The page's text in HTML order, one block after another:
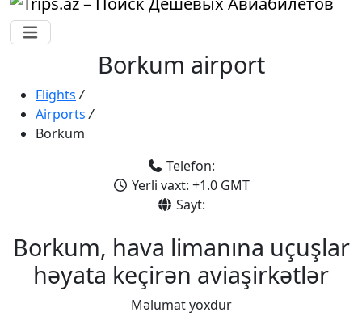
Borkum airport
Flights /
Airports /
Borkum
Telefon:
Yerli vaxt: +1.0 GMT
Sayt:
Borkum, hava limanına uçuşlar
həyata keçirən aviaşirkətlər
Məlumat yoxdur